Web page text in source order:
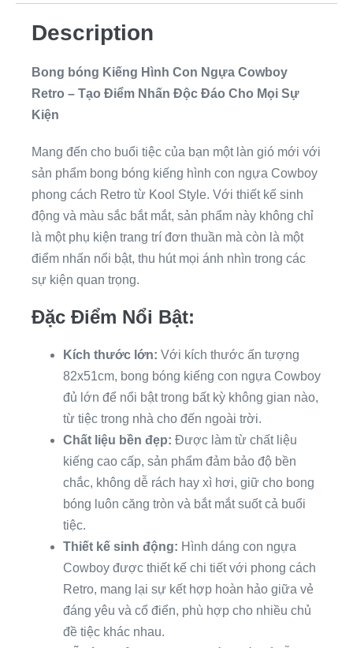
Description
Bong bóng Kiếng Hình Con Ngựa Cowboy
Retro – Tạo Điểm Nhấn Độc Đáo Cho Mọi Sự
Kiện
Mang đến cho buổi tiệc của bạn một làn gió mới với
sản phẩm bong bóng kiếng hình con ngựa Cowboy
phong cách Retro từ Kool Style. Với thiết kế sinh
động và màu sắc bắt mắt, sản phẩm này không chỉ
là một phụ kiện trang trí đơn thuần mà còn là một
điểm nhấn nổi bật, thu hút mọi ánh nhìn trong các
sự kiện quan trọng.
Đặc Điểm Nổi Bật:
Kích thước lớn: Với kích thước ấn tượng
82x51cm, bong bóng kiếng con ngựa Cowboy
đủ lớn để nổi bật trong bất kỳ không gian nào,
từ tiệc trong nhà cho đến ngoài trời.
Chất liệu bền đẹp: Được làm từ chất liệu
kiếng cao cấp, sản phẩm đảm bảo độ bền
chắc, không dễ rách hay xì hơi, giữ cho bong
bóng luôn căng tròn và bắt mắt suốt cả buổi
tiệc.
Thiết kế sinh động: Hình dáng con ngựa
Cowboy được thiết kế chi tiết với phong cách
Retro, mang lại sự kết hợp hoàn hảo giữa vẻ
đáng yêu và cổ điển, phù hợp cho nhiều chủ
đề tiệc khác nhau.